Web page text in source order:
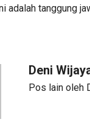
adalah tanggung
Deni
Pos lain oleh